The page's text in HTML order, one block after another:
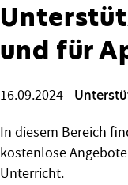
und für
16.09.2024-
In diesem Bereich
kostenlose
Unterricht.